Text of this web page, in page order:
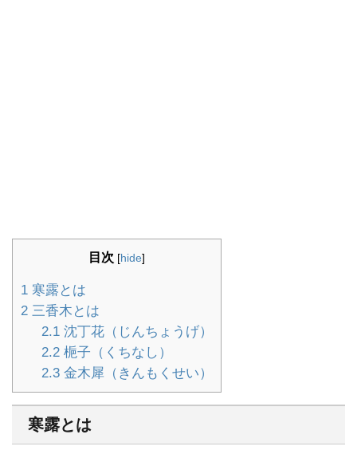
目次 [hide]
1 寒露とは
2 三香木とは
2.1沈丁花（じんちょうげ）
2.2梔子（くちなし）
2.3金木犀（きんもくせい）
寒露とは